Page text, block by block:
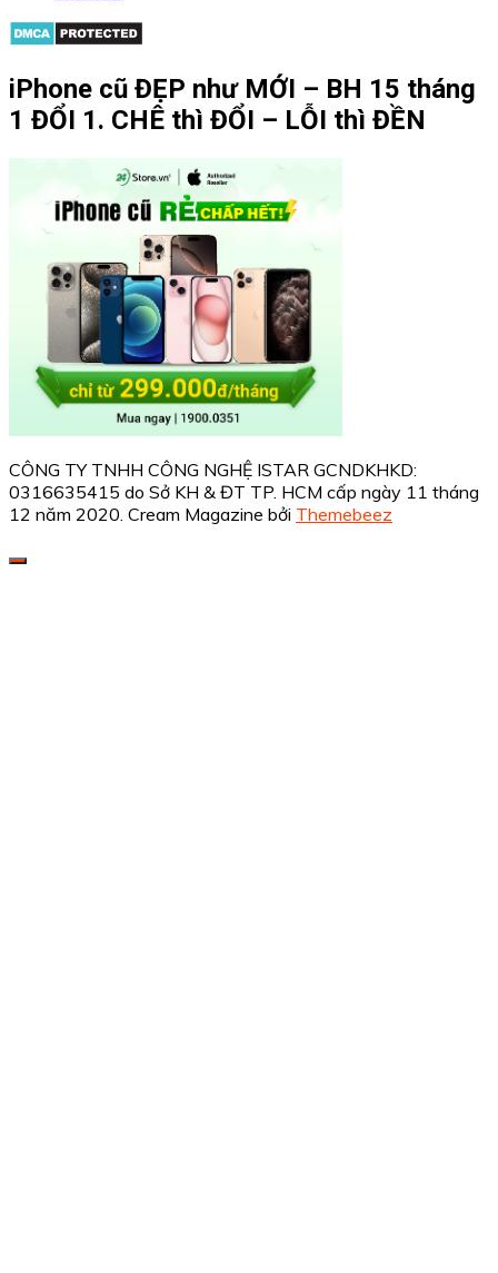
iPhone cũ ĐẸP như MỚI – BH 15 tháng
1 ĐỔI 1. CHÊ thì ĐỔI – LỖI thì ĐỀN
CÔNG TY TNHH CÔNG NGHỆ ISTAR GCNDKHKD:
0316635415 do Sở KH & ĐT TP. HCM cấp ngày 11 tháng
12 năm 2020. Cream Magazine bởi Themebeez